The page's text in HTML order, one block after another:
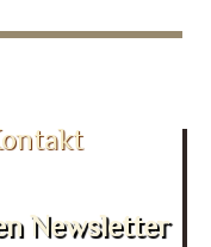
Newsletter